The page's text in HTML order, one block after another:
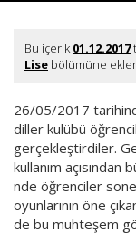
Bu içerik01.12.2017
Lise bölümüne
26/05/2017
diller kulübü
gerçekleştirdiler.
kullanım
nde öğrenciler
oyunlarının öne
de bu muhteşem